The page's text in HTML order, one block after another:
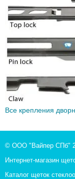
Все крепления
© ООО "Вайпер СПб"
Интернет-магазин
Каталог щеток